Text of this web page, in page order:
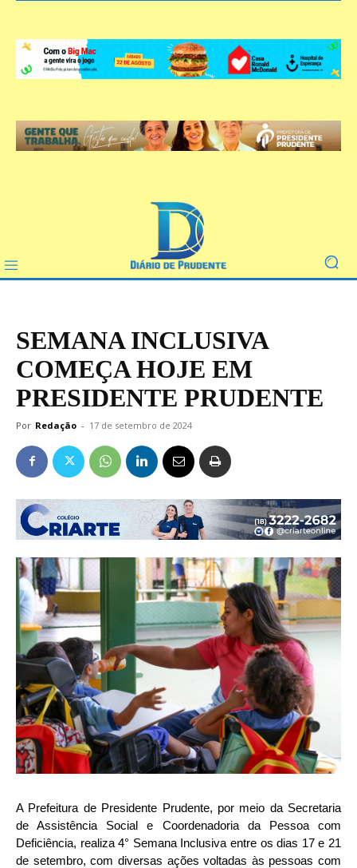
SEMANA INCLUSIVA
COMEÇA HOJE EM
PRESIDENTE PRUDENTE
Por Redação - 17 de setembro de 2024
A Prefeitura de Presidente Prudente, por meio da Secretaria
de Assistência Social e Coordenadoria da Pessoa com
Deficiência, realiza 4° Semana Inclusiva entre os dias 17 e 21
de setembro, com diversas ações voltadas às pessoas com